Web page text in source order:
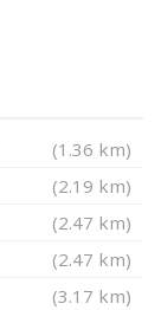
(1.36 km)
(2.19 km)
(2.47 km)
(2.47 km)
(3.17 km)